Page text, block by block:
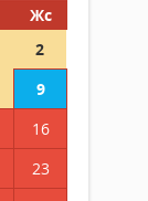
Жс
2
9
16
23